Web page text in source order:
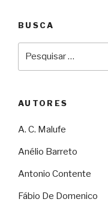
BUSCA
AUTORES
A. C. Malufe
Anélio Barreto
Antonio Contente
Fábio De Domenico